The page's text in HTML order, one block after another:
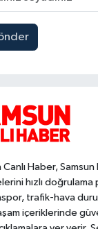
Canlı Haber,
hızlı
trafik-hava
içeriklerinde